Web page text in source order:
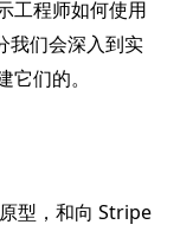
工程师如何使用
我们会深入到实
们的。
型，和向 Stripe